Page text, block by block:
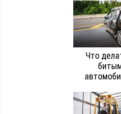
Что